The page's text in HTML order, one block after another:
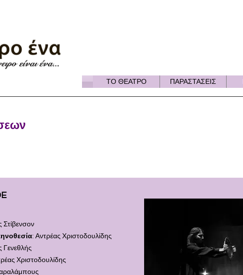
ΤΟ ΘΕΑΤΡΟ ΠΑΡΑΣΤΑΣΕΙΣ
Στίβενσον
: Αντρέας Χριστοδουλίδης
Γενεθλής
Χριστοδουλίδης